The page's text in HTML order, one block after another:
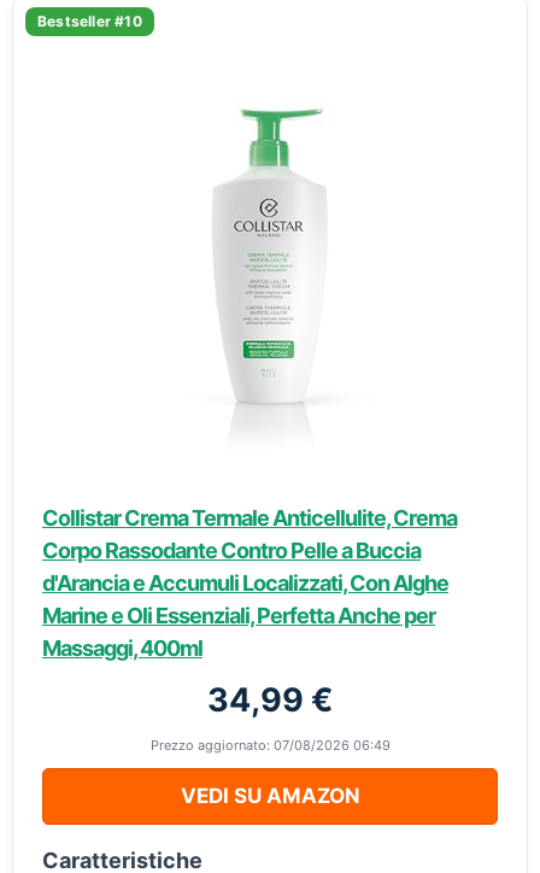
Bestseller #10
Collistar Crema Termale Anticellulite, Crema
Corpo Rassodante Contro Pelle a Buccia
d'Arancia e Accumuli Localizzati, Con Alghe
Marine e Oli Essenziali, Perfetta Anche per
Massaggi, 400ml
34,99 €
Prezzo aggiornato: 07/08/2026 06:49
VEDI SU AMAZON
Caratteristiche